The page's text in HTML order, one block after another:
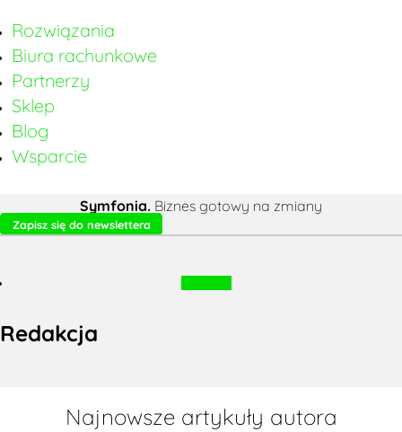
Rozwiązania
Biura rachunkowe
Partnerzy
Sklep
Blog
Wsparcie
Symfonia. Biznes gotowy na zmiany
Zapisz się do newslettera
Redakcja
Najnowsze artykuły autora